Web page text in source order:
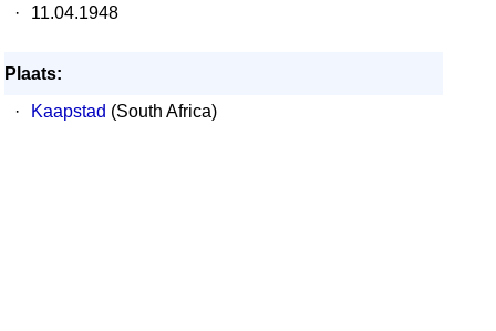
·
11.04.1948
Plaats:
·
Kaapstad (South Africa)